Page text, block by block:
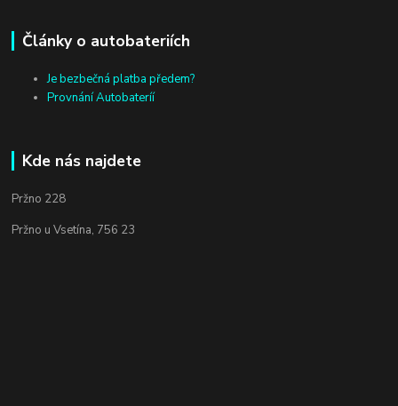
Články o autobateriích
Je bezbečná platba předem?
Provnání Autobateríí
Kde nás najdete
Pržno 228
Pržno u Vsetína, 756 23